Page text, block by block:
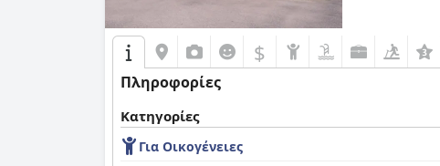
$
Πληροφορίες
Κατηγορίες
Για Οικογένειες